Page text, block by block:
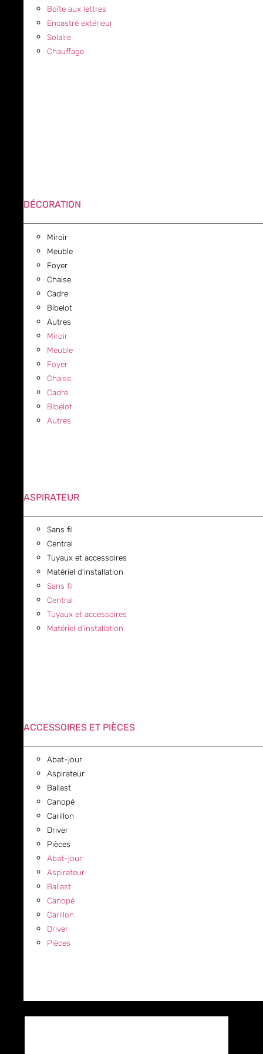
Boîte aux lettres
Encastré extérieur
Solaire
Chauffage
DÉCORATION
Miroir
Meuble
Foyer
Chaise
Cadre
Bibelot
Autres
Miroir
Meuble
Foyer
Chaise
Cadre
Bibelot
Autres
ASPIRATEUR
Sans fil
Central
Tuyaux et accessoires
Matériel d’installation
Sans fil
Central
Tuyaux et accessoires
Matériel d’installation
ACCESSOIRES ET PIÈCES
Abat-jour
Aspirateur
Ballast
Canopé
Carillon
Driver
Pièces
Abat-jour
Aspirateur
Ballast
Canopé
Carillon
Driver
Pièces